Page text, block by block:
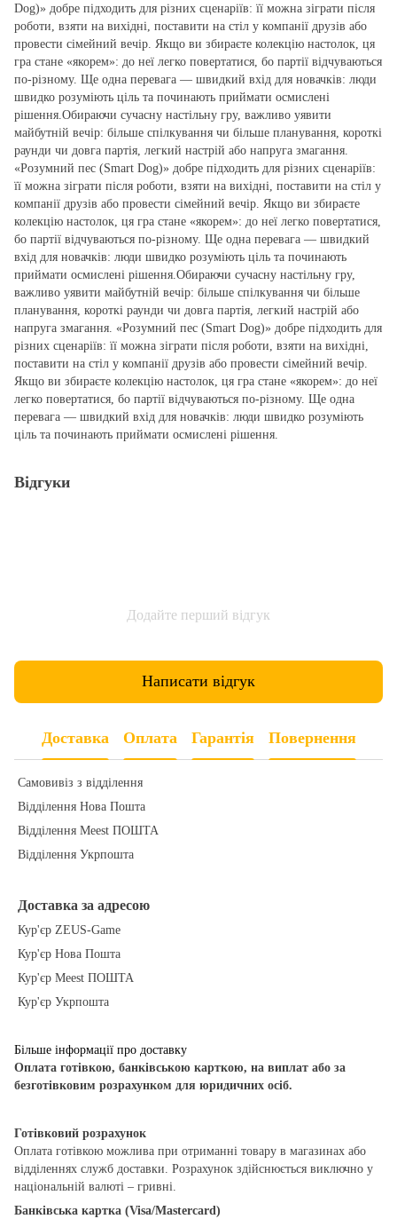
Dog)» добре підходить для різних сценаріїв: її можна зіграти після
роботи, взяти на вихідні, поставити на стіл у компанії друзів або
провести сімейний вечір. Якщо ви збираєте колекцію настолок, ця
гра стане «якорем»: до неї легко повертатися, бо партії відчуваються
по‑різному. Ще одна перевага — швидкий вхід для новачків: люди
швидко розуміють ціль та починають приймати осмислені
рішення.Обираючи сучасну настільну гру, важливо уявити
майбутній вечір: більше спілкування чи більше планування, короткі
раунди чи довга партія, легкий настрій або напруга змагання.
«Розумний пес (Smart Dog)» добре підходить для різних сценаріїв:
її можна зіграти після роботи, взяти на вихідні, поставити на стіл у
компанії друзів або провести сімейний вечір. Якщо ви збираєте
колекцію настолок, ця гра стане «якорем»: до неї легко повертатися,
бо партії відчуваються по‑різному. Ще одна перевага — швидкий
вхід для новачків: люди швидко розуміють ціль та починають
приймати осмислені рішення.Обираючи сучасну настільну гру,
важливо уявити майбутній вечір: більше спілкування чи більше
планування, короткі раунди чи довга партія, легкий настрій або
напруга змагання. «Розумний пес (Smart Dog)» добре підходить для
різних сценаріїв: її можна зіграти після роботи, взяти на вихідні,
поставити на стіл у компанії друзів або провести сімейний вечір.
Якщо ви збираєте колекцію настолок, ця гра стане «якорем»: до неї
легко повертатися, бо партії відчуваються по‑різному. Ще одна
перевага — швидкий вхід для новачків: люди швидко розуміють
ціль та починають приймати осмислені рішення.
Відгуки
Додайте перший відгук
Написати відгук
Доставка Оплата Гарантія Повернення
Самовивіз з відділення
Відділення Нова Пошта
Відділення Meest ПОШТА
Відділення Укрпошта
Доставка за адресою
Кур'єр ZEUS-Game
Кур'єр Нова Пошта
Кур'єр Meest ПОШТА
Кур'єр Укрпошта
Більше інформації про доставку
Оплата готівкою, банківською карткою, на виплат або за
безготівковим розрахунком для юридичних осіб.
Готівковий розрахунок
Оплата готівкою можлива при отриманні товару в магазинах або
відділеннях служб доставки. Розрахунок здійснюється виключно у
національній валюті – гривні.
Банківська картка (Visa/Mastercard)